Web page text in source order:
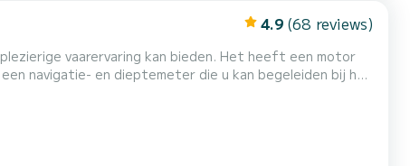
4.9 (68 reviews)
vaarervaring kan bieden. Het heeft een motor
navigatie- en dieptemeter die u kan begeleiden bij het
op het royale zonnedek en de elegante
opbergruimte voor uw spullen. De boot heeft ook een